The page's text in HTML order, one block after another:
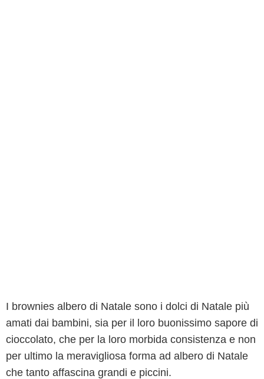
I brownies albero di Natale sono i dolci di Natale più
amati dai bambini, sia per il loro buonissimo sapore di
cioccolato, che per la loro morbida consistenza e non
per ultimo la meravigliosa forma ad albero di Natale
che tanto affascina grandi e piccini.